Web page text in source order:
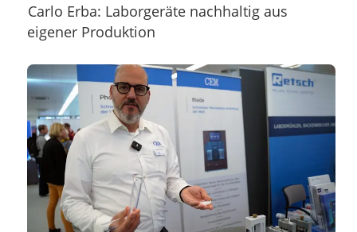
Carlo Erba: Laborgeräte nachhaltig aus
eigener Produktion